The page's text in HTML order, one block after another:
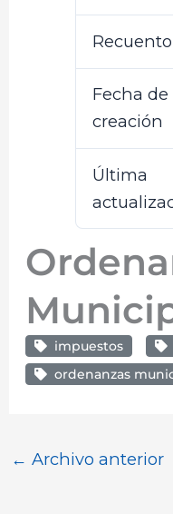
Fecha de
creación
Última
impuestos
ordenanzas
← Archivo anterior